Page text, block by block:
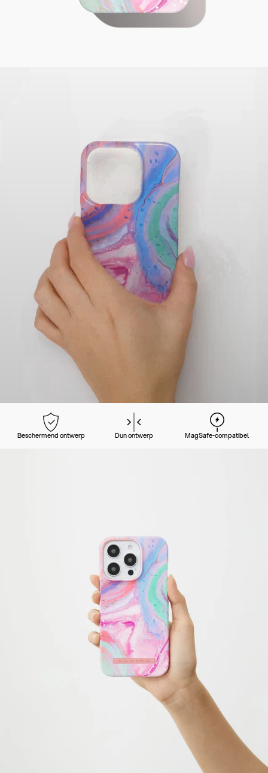
Beschermend ontwerp Dun ontwerp MagSafe-compatibel